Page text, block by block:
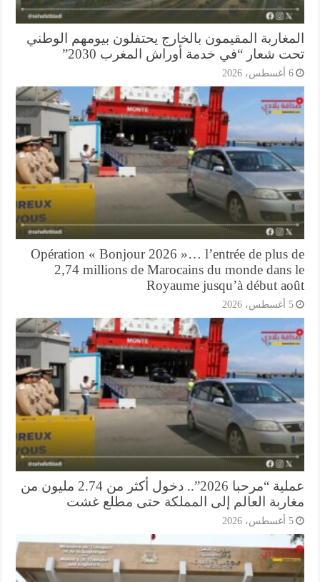
المقيمون بالخارج يحتفلون بيومهم الوطني
شعار “في خدمة أوراش المغرب 2030”
Opération « Bonjour 2026 »… l’entrée de plus
2,74 millions de Marocains du monde
Royaume jusqu’à début
عملية “مرحبا 2026”.. دخول أكثر من 2.74 مليون من
العالم إلى المملكة حتى مطلع غشت